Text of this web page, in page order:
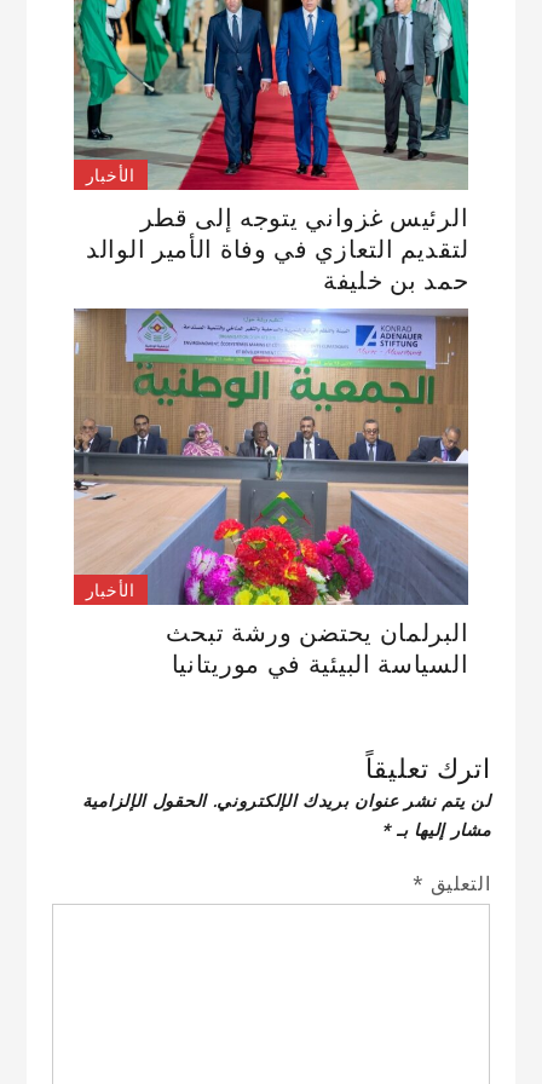
الأخبار
الرئيس غزواني يتوجه إلى قطر
لتقديم التعازي في وفاة الأمير الوالد
حمد بن خليفة
الأخبار
البرلمان يحتضن ورشة تبحث
السياسة البيئية في موريتانيا
اترك تعليقاً
لن يتم نشر عنوان بريدك الإلكتروني. الحقول الإلزامية
مشار إليها بـ*
التعليق *